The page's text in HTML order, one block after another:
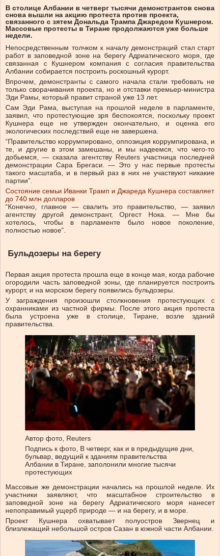
В столице Албании в четверг тысячи демонстрантов снова
снова вышли на акцию протеста против проекта,
связанного с зятем Дональда Трампа Джаредом Кушнером.
Массовые протесты в Тиране продолжаются уже больше
недели.
Непосредственным толчком к началу демонстраций стал старт
работ в заповедной зоне на берегу Адриатического моря, где
связанная с Кушнером компания с согласия правительства
Албании собирается построить роскошный курорт.
Впрочем, демонстранты с самого начала стали требовать не
только сворачивания проекта, но и отставки премьер-министра
Эди Рамы, который правит страной уже 13 лет.
Сам Эди Рама, выступая на прошлой неделе в парламенте,
заявил, что протестующие зря беспокоятся, поскольку проект
Кушнера еще не утвержден окончательно, и оценка его
экологических последствий еще не завершена.
“Правительство коррумпировано, оппозиция коррумпирована, и
те, и другие в этом замешаны, и мы надеемся, что чего-то
добьемся, — сказала агентству Reuters участница последней
демонстрации Сара Брегаси. — Это у нас первые протесты
такого масштаба, и в первый раз в них не участвуют никакие
партии”.
Состояние семьи Иванки Трамп и Джареда Кушнера составляет
до 740 млн долларов
“Конечно, главное — свалить это правительство, — заявил
агентству другой демонстрант, Оргест Нока. — Мне бы
хотелось, чтобы в парламенте было новое поколение,
полностью новое”.
Бульдозеры на берегу
Первая акция протеста прошла еще в конце мая, когда рабочие
огородили часть заповедной зоны, где планируется построить
курорт, и на морском берегу появились бульдозеры.
У заграждения произошли столкновения протестующих с
охранниками из частной фирмы. После этого акция протеста
была устроена уже в столице, Тиране, возле зданий
правительства.
Автор фото, Reuters
Подпись к фото, В четверг, как и в предыдущие дни,
бульвар, ведущий к зданиям правительства
Албании в Тиране, заполонили многие тысячи
протестующих
Массовые же демонстрации начались на прошлой неделе. Их
участники заявляют, что масштабное строительство в
заповедной зоне на берегу Адриатического моря нанесет
непоправимый ущерб природе — и на берегу, и в море.
Проект Кушнера охватывает полуостров Звернец и
близлежащий небольшой остров Сазан в южной части Албании.